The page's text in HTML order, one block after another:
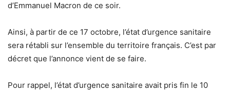
d’Emmanuel Macron de ce soir.
Ainsi, à partir de ce 17 octobre, l’état d’urgence sanitaire
sera rétabli sur l’ensemble du territoire français. C’est par
décret que l’annonce vient de se faire.
Pour rappel, l’état d’urgence sanitaire avait pris fin le 10